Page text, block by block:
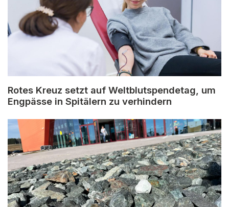
Rotes Kreuz setzt auf Weltblutspendetag, um
Engpässe in Spitälern zu verhindern